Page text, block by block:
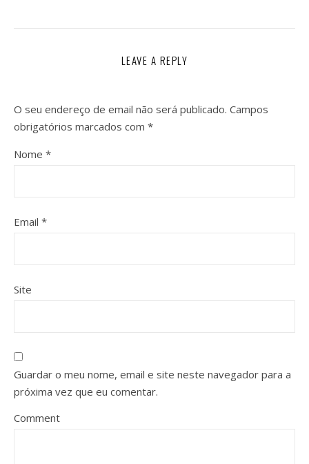
LEAVE A REPLY
O seu endereço de email não será publicado. Campos
obrigatórios marcados com *
Nome *
Email *
Site
Guardar o meu nome, email e site neste navegador para a
próxima vez que eu comentar.
Comment